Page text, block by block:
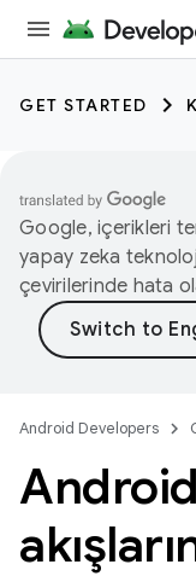
GET STARTED
Google, içerikleri
yapay zeka
çevirilerinde hata
Android Developers